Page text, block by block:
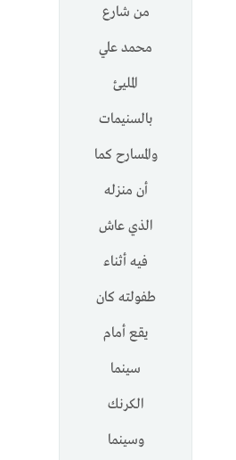
من شارع
محمد علي
المليئ
بالسنيمات
والمسارح كما
أن منزله
الذي عاش
فيه أثناء
طفولته كان
يقع أمام
سينما
الكرنك
وسينما